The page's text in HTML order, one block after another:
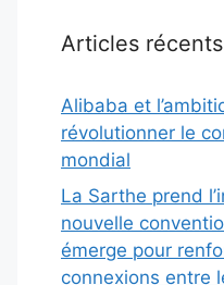
Articles récents
Alibaba et
révolutionner le
mondial
La Sarthe prend
nouvelle
émerge pour
connexions entre